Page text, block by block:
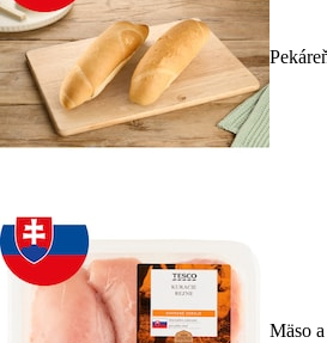
Mäso